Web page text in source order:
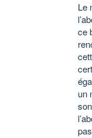
Le
ce
un